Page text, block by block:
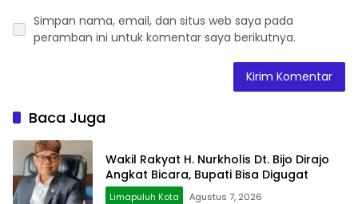
Simpan nama, email, dan situs web saya pada
peramban ini untuk komentar saya berikutnya.
Baca Juga
Wakil Rakyat H. Nurkholis Dt. Bijo Dirajo
Angkat Bicara, Bupati Bisa Digugat
Limapuluh Kota Agustus 7, 2026